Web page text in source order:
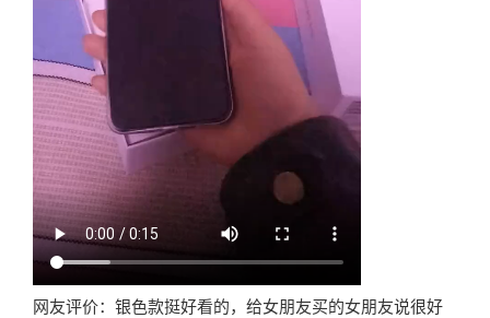
网友评价：银色款挺好看的，给女朋友买的女朋友说很好